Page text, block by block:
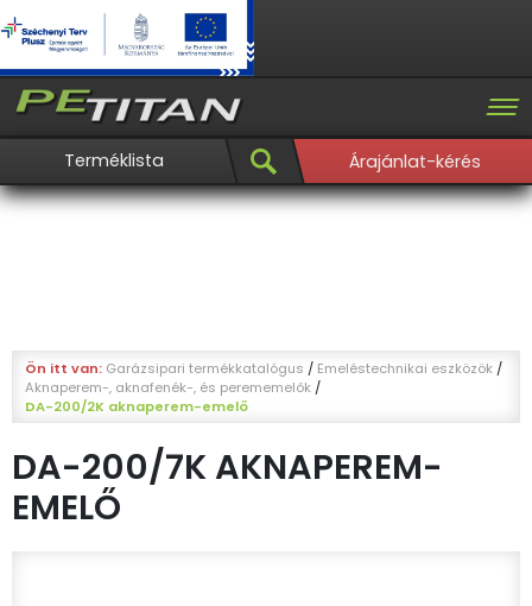
Terméklista Árajánlat-kérés
Ön itt van: Garázsipari termékkatalógus / Emeléstechnikai eszközök /
Aknaperem-, aknafenék-, és perememelők /
DA-200/2K aknaperem-emelő
DA-200/7K AKNAPEREM-
EMELŐ